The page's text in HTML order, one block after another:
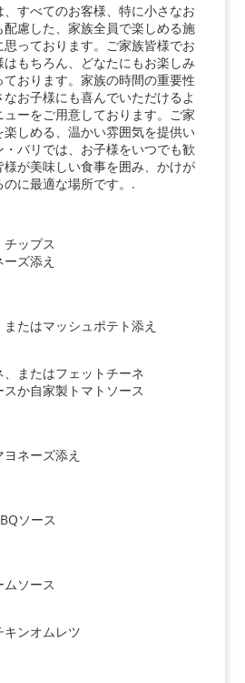
すべてのお客様、特に小さなお
慮した、家族全員で楽しめる施
っております。ご家族皆様でお
もちろん、どなたにもお楽しみ
おります。家族の時間の重要性
お子様にも喜んでいただけるよ
ーをご用意しております。ご家
しめる、温かい雰囲気を提供い
バリでは、お子様をいつでも歓
が美味しい食事を囲み、かけが
に最適な場所です。.
ップス
ズ添え
たはマッシュポテト添え
またはフェットチーネ
か自家製トマトソース
ネーズ添え
ソース
ソース
ンオムレツ